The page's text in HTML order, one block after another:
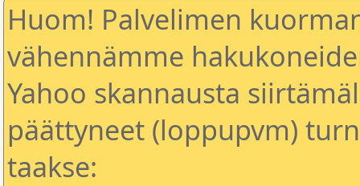
Huom! Palvelimen
vähennämme
Yahoo skannausta
päättyneet (loppupvm)
taakse: